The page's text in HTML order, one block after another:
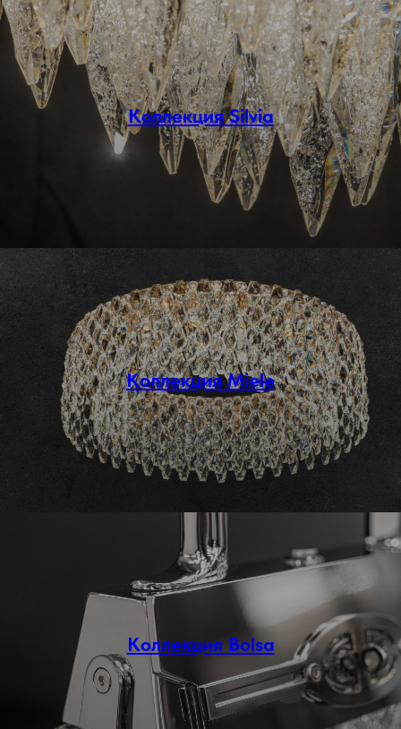
Коллекция Silvia
Коллекция Miele
Коллекция Bolsa